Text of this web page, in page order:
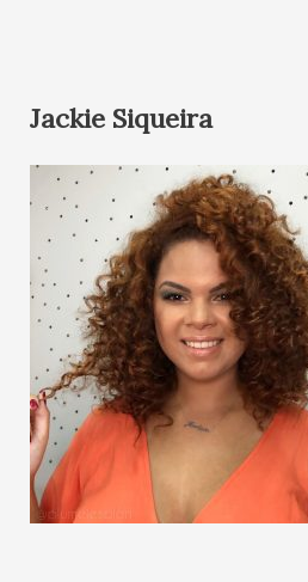
Jackie Siqueira